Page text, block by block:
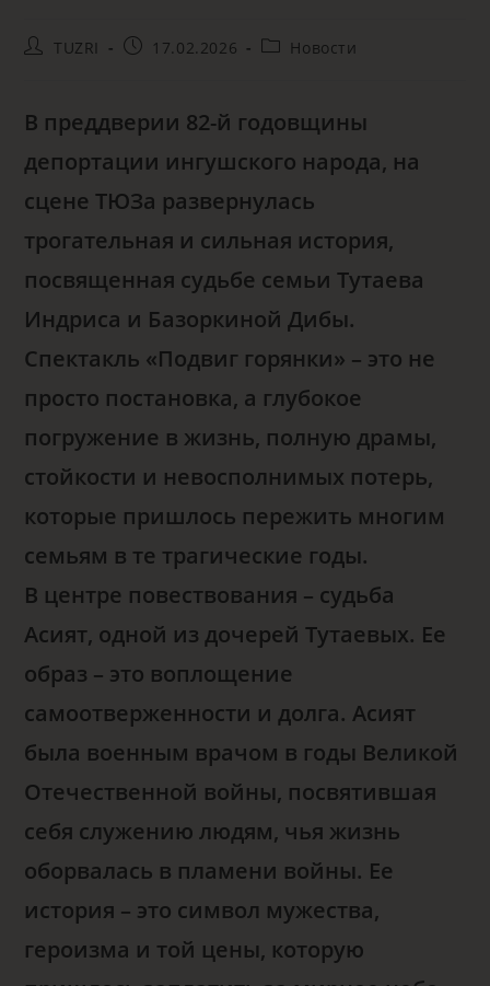
TUZRI 17.02.2026 Новости
В преддверии 82-й годовщины
депортации ингушского народа, на
сцене ТЮЗа развернулась
трогательная и сильная история,
посвященная судьбе семьи Тутаева
Индриса и Базоркиной Дибы.
Спектакль «Подвиг горянки» – это не
просто постановка, а глубокое
погружение в жизнь, полную драмы,
стойкости и невосполнимых потерь,
которые пришлось пережить многим
семьям в те трагические годы.
В центре повествования – судьба
Асият, одной из дочерей Тутаевых. Ее
образ – это воплощение
самоотверженности и долга. Асият
была военным врачом в годы Великой
Отечественной войны, посвятившая
себя служению людям, чья жизнь
оборвалась в пламени войны. Ее
история – это символ мужества,
героизма и той цены, которую